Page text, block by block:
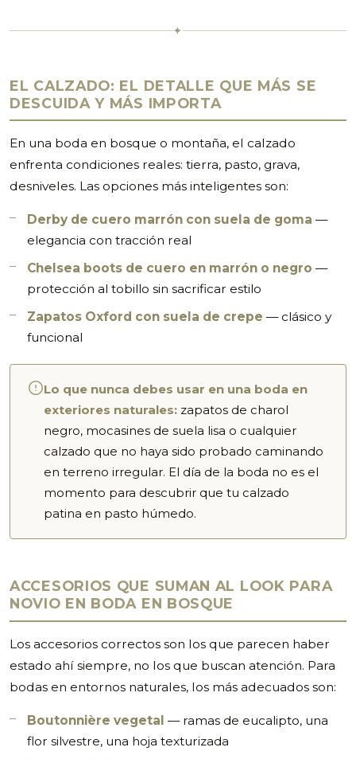
✦
EL CALZADO: EL DETALLE QUE MÁS SE
DESCUIDA Y MÁS IMPORTA
En una boda en bosque o montaña, el calzado
enfrenta condiciones reales: tierra, pasto, grava,
desniveles. Las opciones más inteligentes son:
Derby de cuero marrón con suela de goma —
elegancia con tracción real
Chelsea boots de cuero en marrón o negro —
protección al tobillo sin sacrificar estilo
Zapatos Oxford con suela de crepe — clásico y
funcional
Lo que nunca debes usar en una boda en
exteriores naturales: zapatos de charol
negro, mocasines de suela lisa o cualquier
calzado que no haya sido probado caminando
en terreno irregular. El día de la boda no es el
momento para descubrir que tu calzado
patina en pasto húmedo.
ACCESORIOS QUE SUMAN AL LOOK PARA
NOVIO EN BODA EN BOSQUE
Los accesorios correctos son los que parecen haber
estado ahí siempre, no los que buscan atención. Para
bodas en entornos naturales, los más adecuados son:
Boutonnière vegetal — ramas de eucalipto, una
flor silvestre, una hoja texturizada